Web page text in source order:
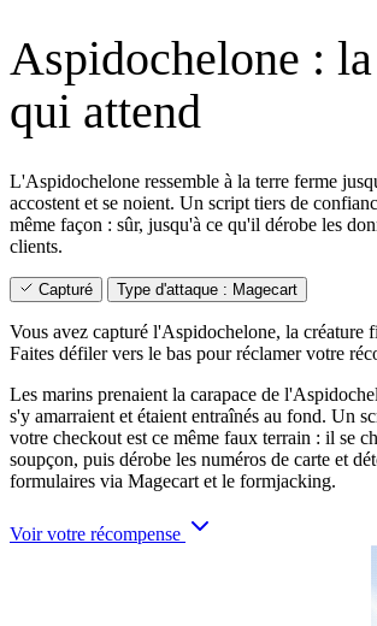
Aspidochelone :
qui attend
L'Aspidochelone ressemble à la terre ferme
accostent et se noient. Un script tiers de
même façon : sûr, jusqu'à ce qu'il dérobe les
clients.
Capturé Type d'attaque : Magecart
Vous avez capturé l'Aspidochelone, la créature
Faites défiler vers le bas pour réclamer votre
Les marins prenaient la carapace de
s'y amarraient et étaient entraînés au fond. Un
votre checkout est ce même faux terrain : il se
soupçon, puis dérobe les numéros de carte et
formulaires via Magecart et le formjacking.
Voir votre récompense